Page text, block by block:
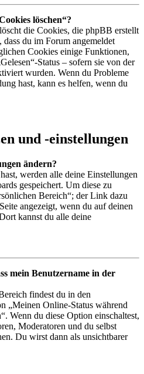
löschen“?
die Cookies, die phpBB erstellt
du im Forum angemeldet
Cookies einige Funktionen,
Status – sofern sie von der
wurden. Wenn du Probleme
hast, kann es helfen, wenn du
und -einstellungen
ändern?
werden alle deine Einstellungen
gespeichert. Um diese zu
Bereich“; der Link dazu
angezeigt, wenn du auf deinen
kannst du alle deine
mein Benutzername in der
findest du in den
„Meinen Online-Status während
Wenn du diese Option einschaltest,
Moderatoren und du selbst
Du wirst dann als unsichtbarer